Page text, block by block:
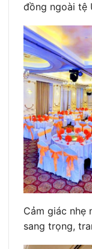
đồng ngoài tệ
Cảm giác nhẹ
sang trọng,